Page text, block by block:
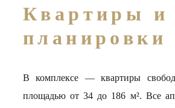
Квартиры и
планировки
В комплексе — квартиры
площадью от 34 до 186 м². Все